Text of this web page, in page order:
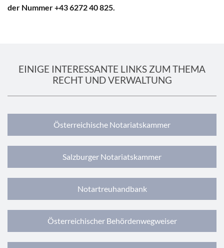
der Nummer +43 6272 40 825.
EINIGE INTERESSANTE LINKS ZUM THEMA
RECHT UND VERWALTUNG
Österreichische Notariatskammer
Salzburger Notariatskammer
Notartreuhandbank
Österreichischer Behördenwegweiser